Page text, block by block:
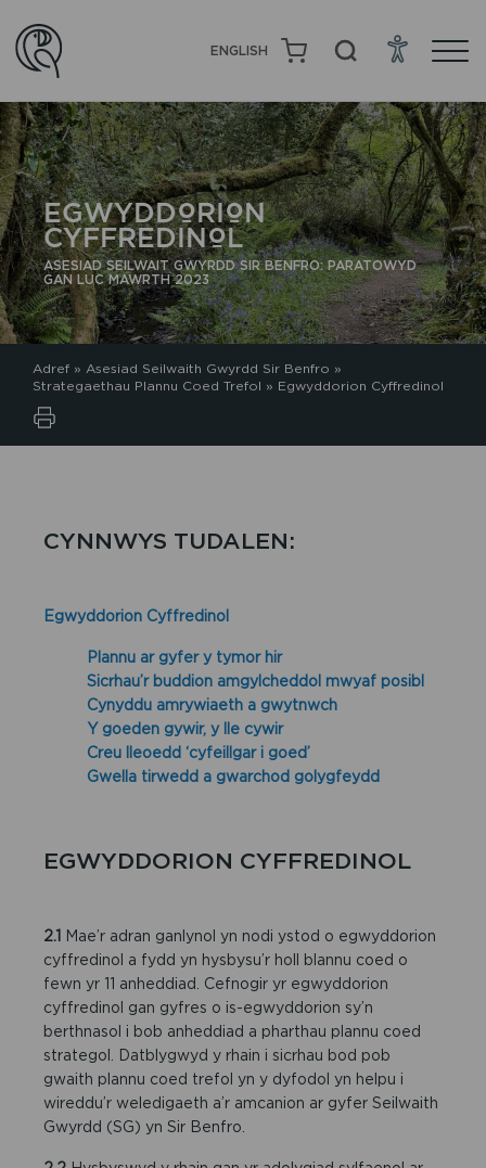
ENGLISH
EGWYDDORION
CYFFREDINOL
ASESIAD SEILWAIT GWYRDD SIR BENFRO: PARATOWYD
GAN LUC MAWRTH 2023
Adref » Asesiad Seilwaith Gwyrdd Sir Benfro »
Strategaethau Plannu Coed Trefol » Egwyddorion Cyffredinol
CYNNWYS TUDALEN:
Egwyddorion Cyffredinol
Plannu ar gyfer y tymor hir
Sicrhau’r buddion amgylcheddol mwyaf posibl
Cynyddu amrywiaeth a gwytnwch
Y goeden gywir, y lle cywir
Creu lleoedd ‘cyfeillgar i goed’
Gwella tirwedd a gwarchod golygfeydd
EGWYDDORION CYFFREDINOL
2.1 Mae’r adran ganlynol yn nodi ystod o egwyddorion
cyffredinol a fydd yn hysbysu’r holl blannu coed o
fewn yr 11 anheddiad. Cefnogir yr egwyddorion
cyffredinol gan gyfres o is-egwyddorion sy’n
berthnasol i bob anheddiad a pharthau plannu coed
strategol. Datblygwyd y rhain i sicrhau bod pob
gwaith plannu coed trefol yn y dyfodol yn helpu i
wireddu’r weledigaeth a’r amcanion ar gyfer Seilwaith
Gwyrdd (SG) yn Sir Benfro.